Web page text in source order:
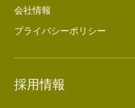
会社情報
プライバシーポリシー
採用情報